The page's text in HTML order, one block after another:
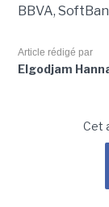
BBVA,
Article rédigé par
Elgodjam
Cet